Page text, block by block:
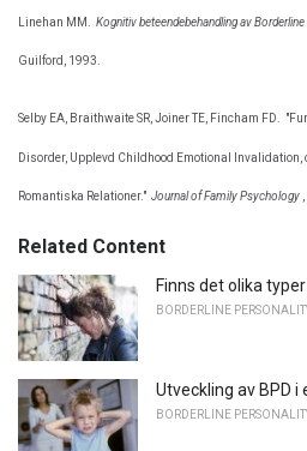
Linehan MM. Kognitiv beteendebehandling av
Guilford, 1993.
Selby EA, Braithwaite SR, Joiner TE, Fincham FD.
Disorder, Upplevd Childhood Emotional
Romantiska Relationer." Journal of Family Psychology
Related Content
Finns det olika
BORDERLINE
Utveckling av BPD
BORDERLINE